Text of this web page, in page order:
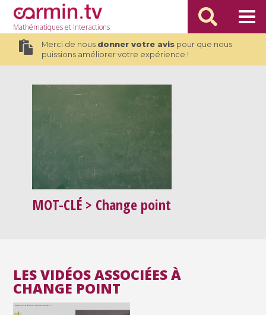
Mathématiqueset Interactions
Merci de nous donner votre avispour que nous
puissions améliorer votre expérience !
MOT-CLÉ > Change point
LES VIDÉOS ASSOCIÉES À
CHANGE POINT